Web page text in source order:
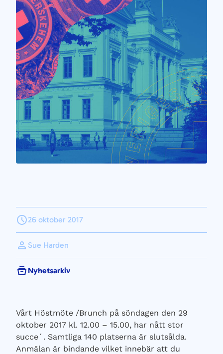
26 oktober 2017
Sue Harden
Nyhetsarkiv
Vårt Höstmöte /Brunch på söndagen den 29
oktober 2017 kl. 12.00 – 15.00, har nått stor
succe´. Samtliga 140 platserna är slutsålda.
Anmälan är bindande vilket innebär att du